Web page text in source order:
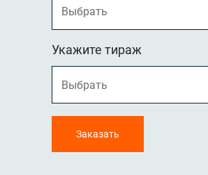
Укажите тираж
Заказать